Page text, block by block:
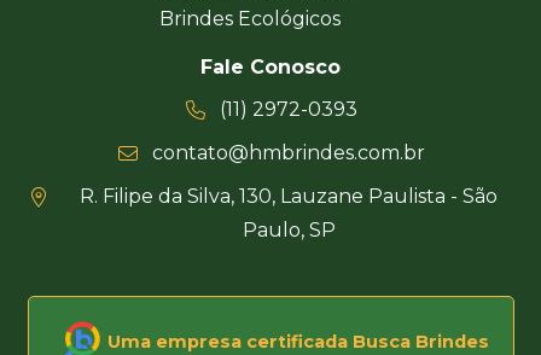
Brindes Ecológicos
Fale Conosco
(11) 2972-0393
contato@hmbrindes.com.br
R. Filipe da Silva, 130, Lauzane Paulista - São
Paulo, SP
Uma empresa certificada Busca Brindes